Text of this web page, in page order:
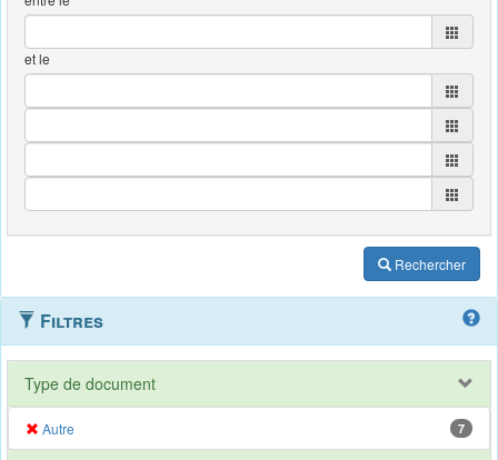
et le
Rechercher
Filtres
Type de document
Autre 7